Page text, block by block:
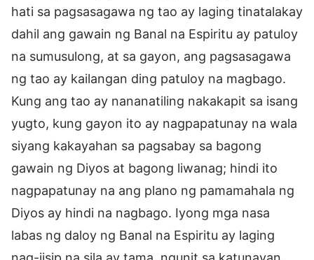
hati sa pagsasagawa ng tao ay laging tinatalakay
dahil ang gawain ng Banal na Espiritu ay patuloy
na sumusulong, at sa gayon, ang pagsasagawa
ng tao ay kailangan ding patuloy na magbago.
Kung ang tao ay nananatiling nakakapit sa isang
yugto, kung gayon ito ay nagpapatunay na wala
siyang kakayahan sa pagsabay sa bagong
gawain ng Diyos at bagong liwanag; hindi ito
nagpapatunay na ang plano ng pamamahala ng
Diyos ay hindi na nagbago. Iyong mga nasa
labas ng daloy ng Banal na Espiritu ay laging